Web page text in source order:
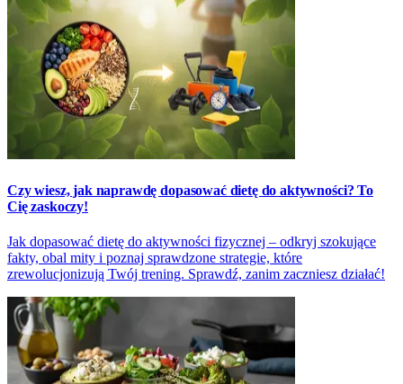
Czy wiesz, jak naprawdę dopasować dietę do aktywności? To
Cię zaskoczy!
Jak dopasować dietę do aktywności fizycznej – odkryj szokujące
fakty, obal mity i poznaj sprawdzone strategie, które
zrewolucjonizują Twój trening. Sprawdź, zanim zaczniesz działać!